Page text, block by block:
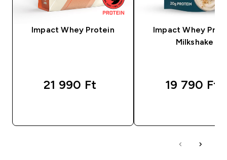
Impact Whey Protein
21 990 Ft‎
Impact Whey
Milkshake
19 790 Ft‎